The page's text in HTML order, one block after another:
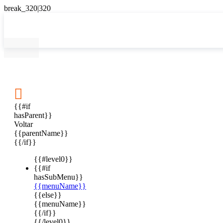

{{#if
hasParent}}
Voltar
{{parentName}}
{{/if}}
{{#level0}}
{{#if
hasSubMenu}}
{{menuName}}
{{else}}
{{menuName}}
{{/if}}